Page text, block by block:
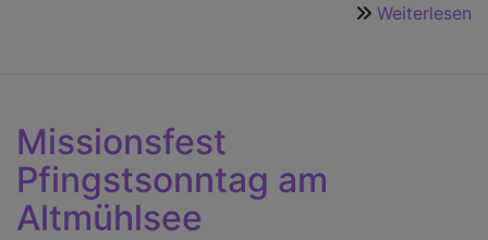
Weiterlesen
Missionsfest
Pfingstsonntag am
Altmühlsee